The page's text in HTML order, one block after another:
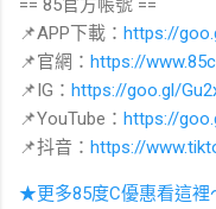
📌APP下載： https://
📌官網： https://
📌IG： https://goo.gl/
📌YouTube： https://
📌抖音： https://
★更多85度C優惠看這裡